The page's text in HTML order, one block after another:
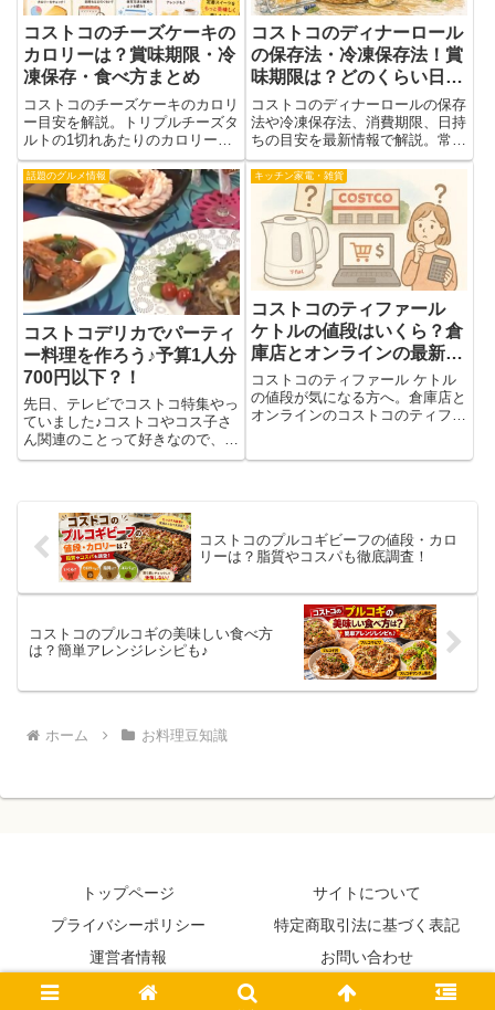
コストコのチーズケーキの
カロリーは？賞味期限・冷
凍保存・食べ方まとめ
コストコのチーズケーキのカロリ
ー目安を解説。トリプルチーズタ
ルトの1切れあたりのカロリー、
賞味期限・消費期限、冷凍保存の
方法、半解凍などのおいしい食べ
方までまとめます。
コストコのディナーロール
の保存法・冷凍保存法！賞
味期限は？どのくらい日持
ちするの？
コストコのディナーロールの保存
法や冷凍保存法、消費期限、日持
ちの目安を最新情報で解説。常
温・冷蔵・冷凍の違いや、おいし
く保存するコツ、解凍方法まで分
かりやすくまとめました。
話題のグルメ情報
コストコデリカでパーティ
ー料理を作ろう♪予算1人分
700円以下？！
先日、テレビでコストコ特集やっ
ていました♪コストコやコス子さ
ん関連のことって好きなので、見
入っちゃいましたね。＾＾コス子
BUYシリーズ)今回の特集の内容
キッチン家電・雑貨
コストコのティファール
ケトルの値段はいくら？倉
庫店とオンラインの最新価
格＆他店比較ガイド
コストコのティファール ケトル
の値段が気になる方へ。倉庫店と
オンラインのコストコのティファ
コストコのプルコギビーフの値段・カロ
リーは？脂質やコスパも徹底調査！
コストコのプルコギの美味しい食べ方
は？簡単アレンジレシピも♪
ホーム お料理豆知識
トップページ
サイトについて
プライバシーポリシー
特定商取引法に基づく表記
運営者情報
お問い合わせ
© 2013-2026 美味しいキッチン！.